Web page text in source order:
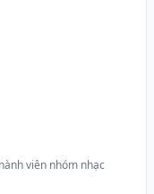
viên nhóm nhạc